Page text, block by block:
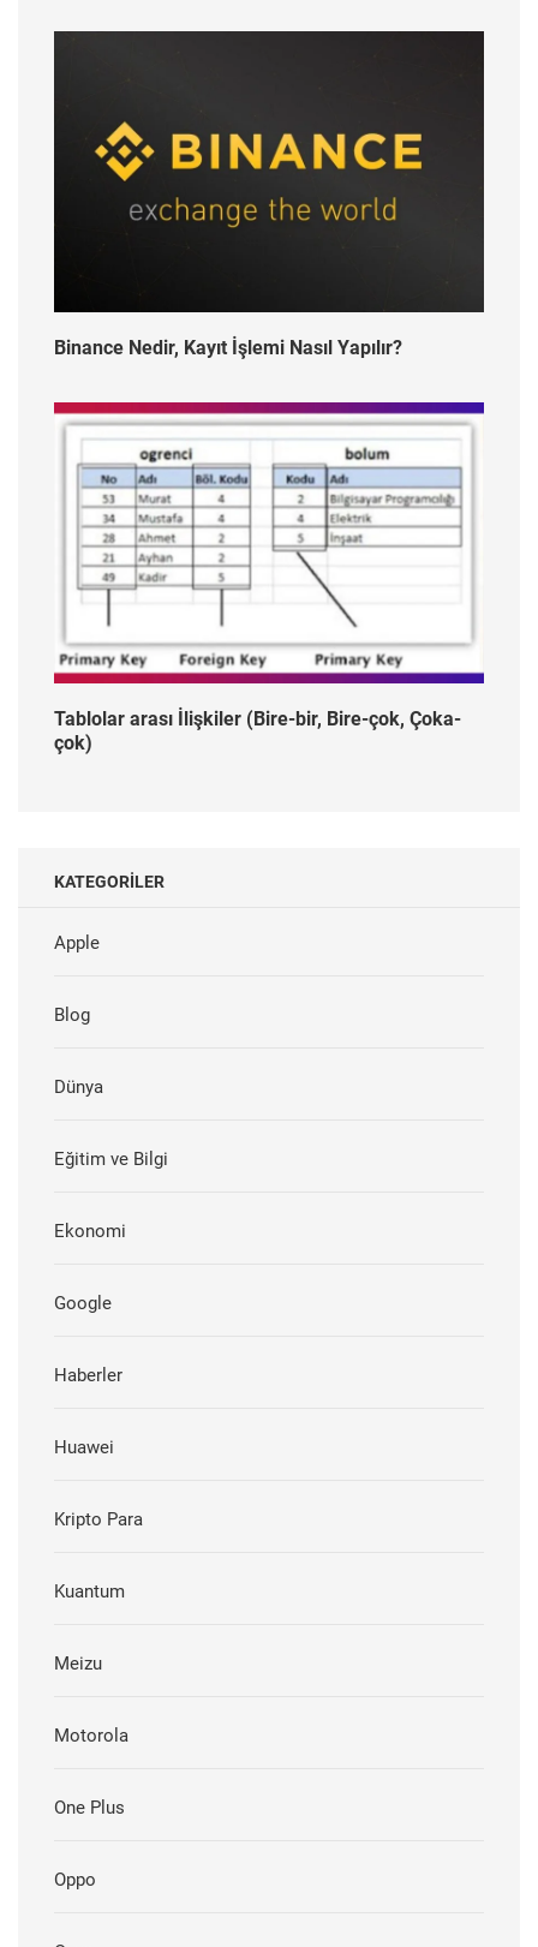
Binance Nedir, Kayıt İşlemi Nasıl Yapılır?
Tablolar arası İlişkiler (Bire-bir, Bire-çok, Çoka-
çok)
KATEGORILER
Apple
Blog
Dünya
Eğitim ve Bilgi
Ekonomi
Google
Haberler
Huawei
Kripto Para
Kuantum
Meizu
Motorola
One Plus
Oppo